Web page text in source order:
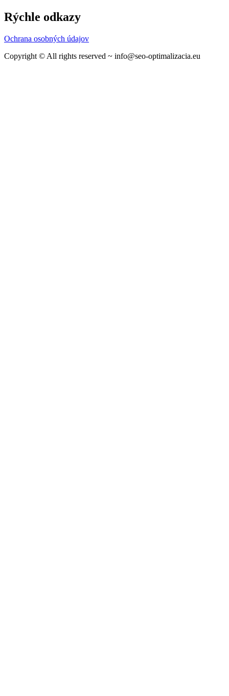
Rýchle odkazy
Ochrana osobných údajov
Copyright © All rights reserved ~ info@seo-optimalizacia.eu